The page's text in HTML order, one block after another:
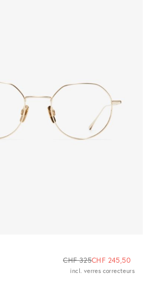
CHF 325CHF 245,50
incl. verres correcteurs